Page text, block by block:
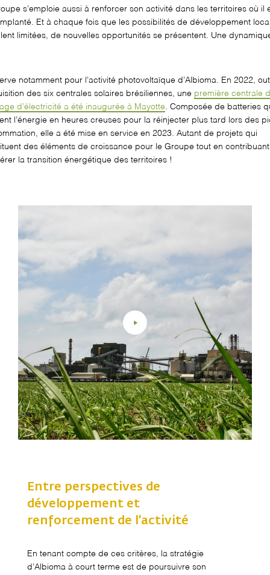
s’emploie aussi à renforcer son activité dans les territoires où il
. Et à chaque fois que les possibilités de développement
limitées, de nouvelles opportunités se présentent. Une
notamment pour l’activité photovoltaïque d’Albioma. En 2022, o
des six centrales solaires brésiliennes, une première centrale
d’électricité a été inaugurée à Mayotte. Composée de batteries
l ’énergie en heures creuses pour la réinjecter plus tard lors des
, elle a été mise en service en 2023. Autant de projets qui
des éléments de croissance pour le Groupe tout en
la transition énergétique des territoires !
Entre perspectives de
développement et
renforcement de l’activité
En tenant compte de ces critères, la stratégie
d’Albioma à court terme est de poursuivre son